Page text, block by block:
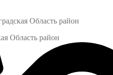
Область район
Область район